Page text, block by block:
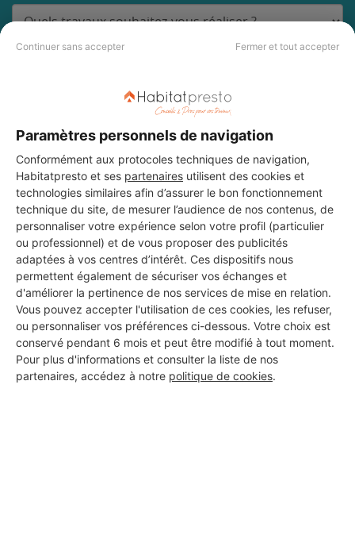
Continuer sans accepter Fermer et tout accepter
Paramètres personnels de navigation
Conformément aux protocoles techniques de navigation,
Habitatpresto et ses partenaires utilisent des cookies et
technologies similaires afin d’assurer le bon fonctionnement
technique du site, de mesurer l’audience de nos contenus, de
personnaliser votre expérience selon votre profil (particulier
ou professionnel) et de vous proposer des publicités
adaptées à vos centres d’intérêt. Ces dispositifs nous
permettent également de sécuriser vos échanges et
d'améliorer la pertinence de nos services de mise en relation.
Vous pouvez accepter l'utilisation de ces cookies, les refuser,
ou personnaliser vos préférences ci-dessous. Votre choix est
conservé pendant 6 mois et peut être modifié à tout moment.
Pour plus d'informations et consulter la liste de nos
partenaires, accédez à notre politique de cookies.
DEMANDER UN DEVIS
Les 1 autres Carreleurs pour
vos travaux à Mailhoc
MEFFRER MEHENNA
Mailhoc
23 ans d'expérience
Voir sa fiche